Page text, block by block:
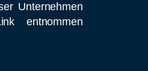
Unternehmen
entnommen